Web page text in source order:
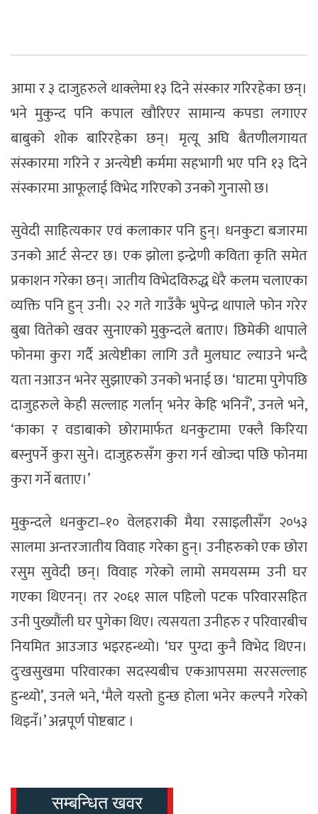
आमा र ३ दाजुहरुले थाक्लेमा १३ दिने संस्कार गरिरहेका छन्।
भने मुकुन्द पनि कपाल खौरिएर सामान्य कपडा लगाएर
बाबुको शोक बारिरहेका छन्। मृत्यू अघि बैतणीलगायत
संस्कारमा गरिने र अन्त्येष्टी कर्ममा सहभागी भए पनि १३ दिने
संस्कारमा आफूलाई विभेद गरिएको उनको गुनासो छ।
सुवेदी साहित्यकार एवं कलाकार पनि हुन्। धनकुटा बजारमा
उनको आर्ट सेन्टर छ। एक झोला इन्द्रेणी कविता कृति समेत
प्रकाशन गरेका छन्। जातीय विभेदविरुद्ध धेरै कलम चलाएका
व्यक्ति पनि हुन् उनी। २२ गते गाउँकै भुपेन्द्र थापाले फोन गरेर
बुबा वितेको खवर सुनाएको मुकुन्दले बताए। छिमेकी थापाले
फोनमा कुरा गर्दै अत्येष्टीका लागि उतै मुलघाट ल्याउने भन्दै
यता नआउन भनेर सुझाएको उनको भनाई छ। ‘घाटमा पुगेपछि
दाजुहरुले केही सल्लाह गर्लान् भनेर केहि भनिनँ’, उनले भने,
‘काका र वडाबाको छोरामार्फत धनकुटामा एक्लै किरिया
बस्नुपर्ने कुरा सुने। दाजुहरुसँग कुरा गर्न खोज्दा पछि फोनमा
कुरा गर्ने बताए।’
मुकुन्दले धनकुटा–१० वेलहराकी मैया रसाइलीसँग २०५३
सालमा अन्तरजातीय विवाह गरेका हुन्। उनीहरुको एक छोरा
रसुम सुवेदी छन्। विवाह गरेको लामो समयसम्म उनी घर
गएका थिएनन्। तर २०६१ साल पहिलो पटक परिवारसहित
उनी पुख्यौंली घर पुगेका थिए। त्यसयता उनीहरु र परिवारबीच
नियमित आउजाउ भइरहन्थ्यो। ‘घर पुग्दा कुनै विभेद थिएन।
दुःखसुखमा परिवारका सदस्यबीच एकआपसमा सरसल्लाह
हुन्थ्यो’, उनले भने, ‘मैले यस्तो हुन्छ होला भनेर कल्पनै गरेको
थिइनँ।’ अन्नपूर्ण पाेष्टबाट ।
सम्बन्धित खवर